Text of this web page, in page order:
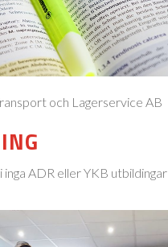
och Lagerservice AB
inga ADR eller YKB utbildingar